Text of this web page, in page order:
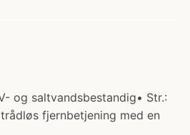
og saltvandsbestandig• Str.:
fjernbetjening med en